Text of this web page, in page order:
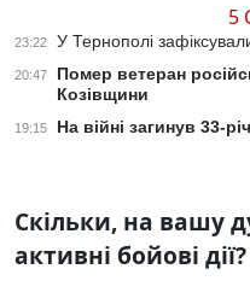
5
23:22 У Тернополі
20:47
Помер ветеран
Козівщини
19:15 На війні загинув 33-
Скільки, на вашу
активні бойові дії?